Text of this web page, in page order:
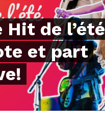
Hit de l’été
et part